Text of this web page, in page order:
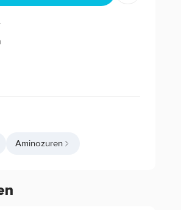
Aminozuren